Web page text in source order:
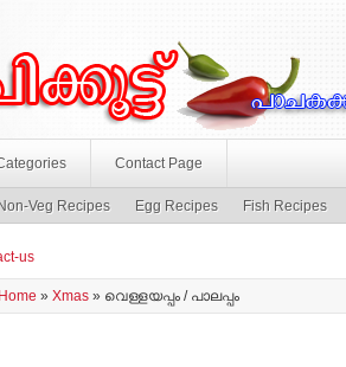
Contact Page
Non-Veg Recipes Egg Recipes Fish Recipes
us
Home » Xmas » വെള്ളയപ്പം / പാലപ്പം